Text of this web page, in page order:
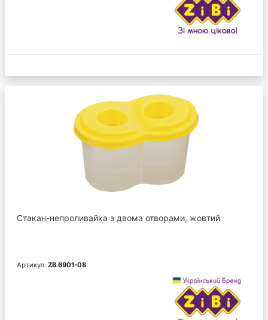
Стакан-непроливайка з двома отворами, жовтий
Артикул: ZB.6901-08